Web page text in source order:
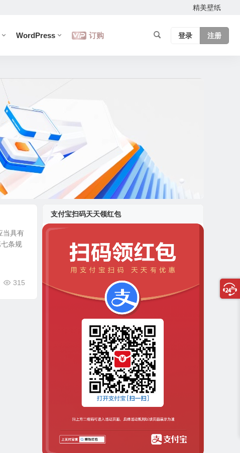
精美壁纸
WordPress 订购 登录 注册
当具有
条规
315
支付宝扫码天天领红包